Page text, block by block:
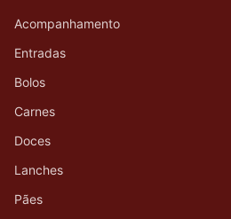
Acompanhamento
Entradas
Bolos
Carnes
Doces
Lanches
Pães